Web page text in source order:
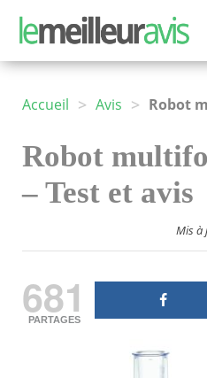
Accueil > Avis > Robot
Robot
– Test et avis
Mis à
681
PARTAGES